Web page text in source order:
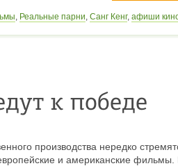
, Реальные парни, Санг Кенг, афиши
,киноновинки,Адам Бичен,Большие
к победе
производства нередко
и американские